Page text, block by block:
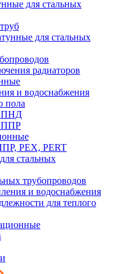
для стальных
для стальных
радиаторов
и водоснабжения
пола
ПНД
ППР
PEX, PERT
стальных
трубопроводов
и водоснабжения
для теплого